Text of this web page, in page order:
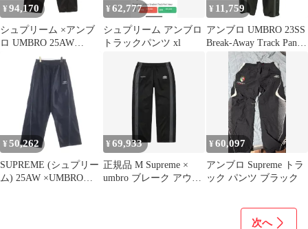
¥ 94,170
シュプリーム ×アンブ
ロ UMBRO 25AW
Leather Track Pant ダブ
ルネームロゴ刺繍レザ
ートラックロングパン
ツ メンズ L
¥62,777
シュプリーム アンブロ
トラックパンツ xl
¥ 11,759
アンブロ UMBRO 23SS
Break-Away Track Pant
ブレイク アウェイ トラ
ック パンツ ジャージ
メンズ ASIA:XXL
¥ 50,262
SUPREME (シュプリー
ム) 25AW ×UMBRO
¥69,933
正規品 M Supreme ×
umbro ブレーク アウェ
¥60,097
アンブロ Supreme トラ
ック パンツ ブラック
次へ